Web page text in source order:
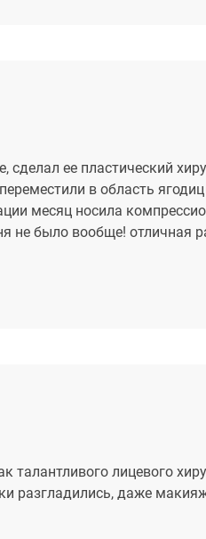
ее пластический
в область
месяц носила
не было вообще! отличная
лицевого
разгладились, даже